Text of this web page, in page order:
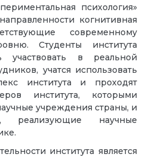
психология»
когнитивная
современному
Студенты института
участвовать в реальной
учатся использовать
института и проходят
института, которыми
учреждения страны, и
реализующие научные
института является